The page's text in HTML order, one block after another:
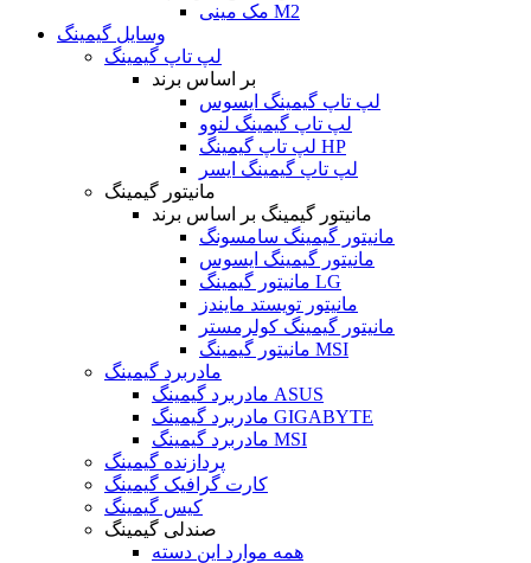
مک مینی M2
وسایل گیمینگ
لپ تاپ گیمینگ
بر اساس برند
لپ تاپ گیمینگ ایسوس
لپ تاپ گیمینگ لنوو
لپ تاپ گیمینگ HP
لپ تاپ گیمینگ ایسر
مانیتور گیمینگ
مانیتور گیمینگ بر اساس برند
مانیتور گیمینگ سامسونگ
مانیتور گیمینگ ایسوس
مانیتور گیمینگ LG
مانیتور تویستد مایندز
مانیتور گیمینگ کولرمستر
مانیتور گیمینگ MSI
مادربرد گیمینگ
مادربرد گیمینگ ASUS
مادربرد گیمینگ GIGABYTE
مادربرد گیمینگ MSI
پردازنده گیمینگ
کارت گرافیک گیمینگ
کیس گیمینگ
صندلی گیمینگ
همه موارد این دسته